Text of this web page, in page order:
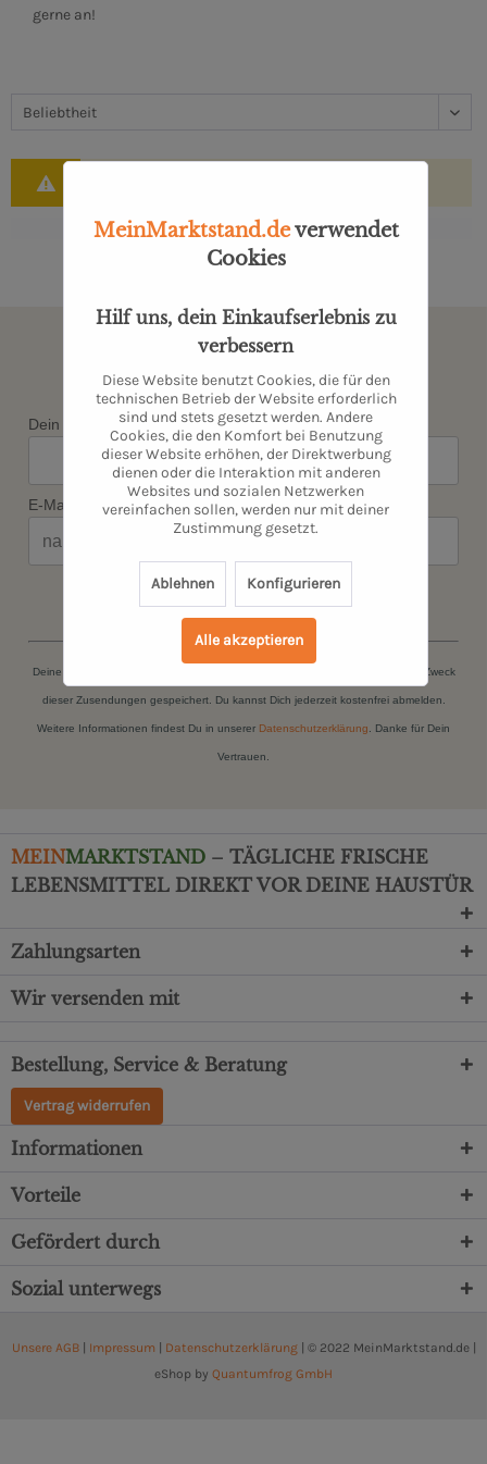
gerne an!
Newsletter abonnieren & kein
Dein Vorname*
E-Mail*
JETZT ANMELDEN
Deine persönlichen Daten (Name, E-Mail-Adresse) werden ausschließlich zum Zweck
dieser Zusendungen gespeichert. Du kannst Dich jederzeit kostenfrei abmelden.
Weitere Informationen findest Du in unserer Datenschutzerklärung . Danke für Dein
Vertrauen.
MEINMARKTSTAND – TÄGLICHE FRISCHE
LEBENSMITTEL DIREKT VOR DEINE HAUSTÜR
Zahlungsarten
Wir versenden mit
Bestellung, Service & Beratung
Vertrag widerrufen
Informationen
Vorteile
Gefördert durch
Sozial unterwegs
Unsere AGB| Impressum Datenschutzerklärung| © 2022 MeinMarktstand.de |
eShop by Quantumfrog GmbH
MeinMarktstand.deverwendet
Cookies
Hilf uns, dein Einkaufserlebnis zu
verbessern
Diese Website benutzt Cookies, die für den
technischen Betrieb der Website erforderlich
sind und stets gesetzt werden. Andere
Cookies, die den Komfort bei Benutzung
dieser Website erhöhen, der Direktwerbung
dienen oder die Interaktion mit anderen
Websites und sozialen Netzwerken
vereinfachen sollen, werden nur mit deiner
Zustimmung gesetzt.
Ablehnen Konfigurieren
Alle akzeptieren